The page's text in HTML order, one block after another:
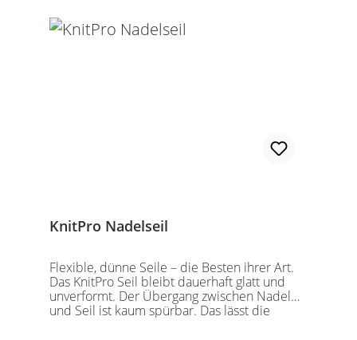
KnitPro Nadelseil
Flexible, dünne Seile – die Besten ihrer Art.
Das KnitPro Seil bleibt dauerhaft glatt und
unverformt. Der Übergang zwischen Nadel
und Seil ist kaum spürbar. Das lässt die